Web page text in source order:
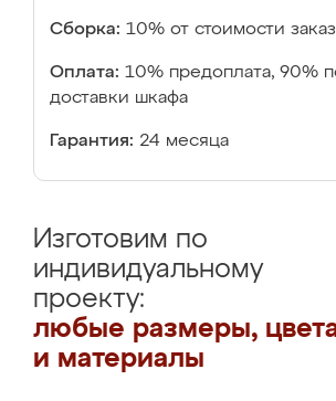
Сборка: 10% от стоимости
Оплата: 10% предоплата, 90%
доставки шкафа
Гарантия: 24 месяца
Изготовим по
индивидуальному
проекту:
любые размеры,
и материалы